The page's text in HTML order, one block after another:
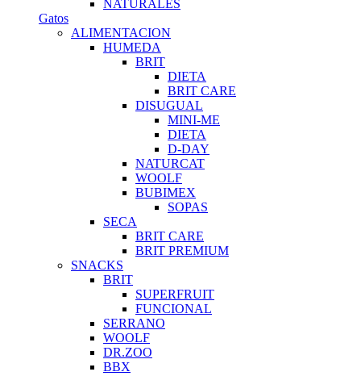
NATURALES
Gatos
ALIMENTACION
HUMEDA
BRIT
DIETA
BRIT CARE
DISUGUAL
MINI-ME
DIETA
D-DAY
NATURCAT
WOOLF
BUBIMEX
SOPAS
SECA
BRIT CARE
BRIT PREMIUM
SNACKS
BRIT
SUPERFRUIT
FUNCIONAL
SERRANO
WOOLF
DR.ZOO
BBX